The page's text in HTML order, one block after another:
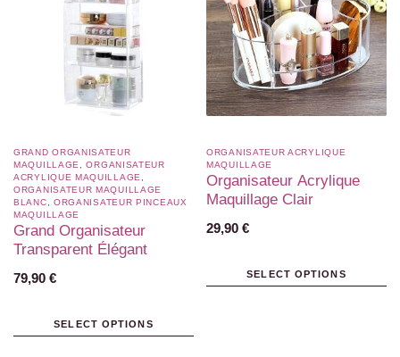
GRAND ORGANISATEUR
MAQUILLAGE
,ORGANISATEUR
ACRYLIQUE MAQUILLAGE
ORGANISATEUR MAQUILLAGE
BLANC​
ORGANISATEUR PINCEAUX
MAQUILLAGE
Grand Organisateur
Transparent Élégant
79,90 €
SELECT OPTIONS
ORGANISATEUR ACRYLIQUE
MAQUILLAGE
Organisateur Acrylique
Maquillage Clair
29,90 €
SELECT OPTIONS